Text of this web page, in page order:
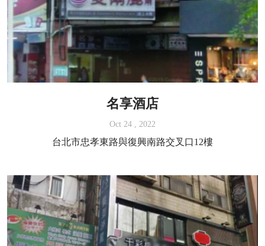
名享酒店
Oct 24 , 2022
台北市忠孝東路與復興南路交叉口12樓